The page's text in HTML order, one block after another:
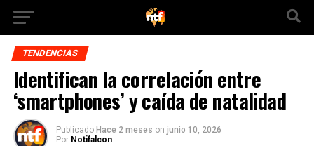
TENDENCIAS
Identifican la correlación entre
‘smartphones’ y caída de natalidad
Publicado Hace 2 meses on junio 10, 2026
Por Notifalcon